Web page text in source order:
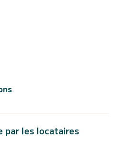
par les locataires